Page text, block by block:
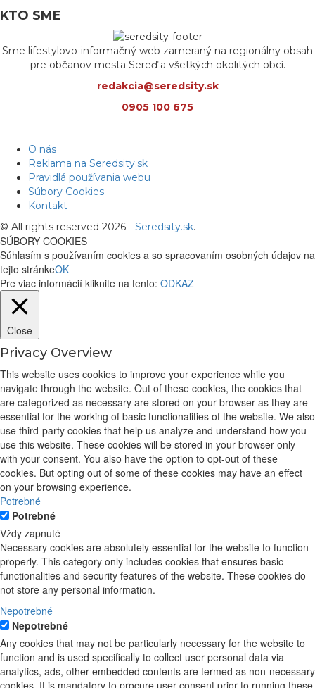
KTO SME
Sme lifestylovo-informačný web zameraný na regionálny obsah
pre občanov mesta Sereď a všetkých okolitých obcí.
redakcia@seredsity.sk
0905 100 675
O nás
Reklama na Seredsity.sk
Pravidlá používania webu
Súbory Cookies
Kontakt
© All rights reserved 2026 - Seredsity.sk.
SÚBORY COOKIES
Súhlasím s používaním cookies a so spracovaním osobných údajov na
tejto stránkeOK
Pre viac informácií kliknite na tento: ODKAZ
Close
Privacy Overview
This website uses cookies to improve your experience while you
navigate through the website. Out of these cookies, the cookies that
are categorized as necessary are stored on your browser as they are
essential for the working of basic functionalities of the website. We also
use third-party cookies that help us analyze and understand how you
use this website. These cookies will be stored in your browser only
with your consent. You also have the option to opt-out of these
cookies. But opting out of some of these cookies may have an effect
on your browsing experience.
Potrebné
Potrebné
Vždy zapnuté
Necessary cookies are absolutely essential for the website to function
properly. This category only includes cookies that ensures basic
functionalities and security features of the website. These cookies do
not store any personal information.
Nepotrebné
Nepotrebné
Any cookies that may not be particularly necessary for the website to
function and is used specifically to collect user personal data via
analytics, ads, other embedded contents are termed as non-necessary
cookies. It is mandatory to procure user consent prior to running these